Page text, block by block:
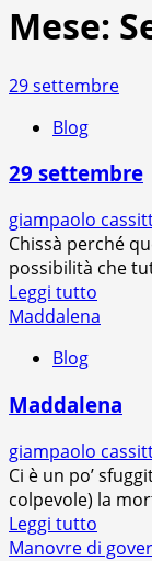
Mese:
29 settembre
Blog
29 settembre
giampaolo
Chissà perché
possibilità che
Leggi tutto
di
Maddalena
Blog
Maddalena
giampaolo
Ci è un po’
colpevole) la
Leggi tutto
di
Manovre di